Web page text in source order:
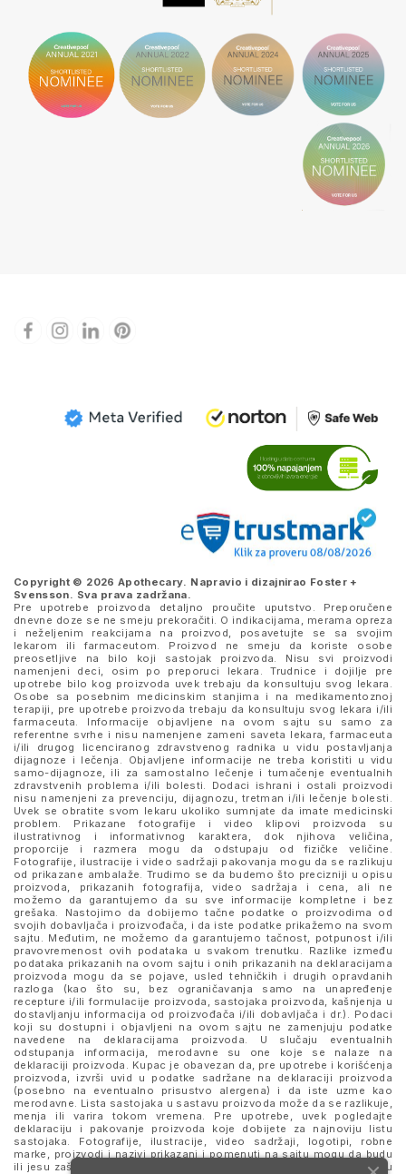
Copyright © 2026 Apothecary. Napravio i dizajnirao Foster +
Svensson. Sva prava zadržana.
Pre upotrebe proizvoda detaljno proučite uputstvo. Preporučene
dnevne doze se ne smeju prekoračiti. O indikacijama, merama opreza
i neželjenim reakcijama na proizvod, posavetujte se sa svojim
lekarom ili farmaceutom. Proizvod ne smeju da koriste osobe
preosetljive na bilo koji sastojak proizvoda. Nisu svi proizvodi
namenjeni deci, osim po preporuci lekara. Trudnice i dojilje pre
upotrebe bilo kog proizvoda uvek trebaju da konsultuju svog lekara.
Osobe sa posebnim medicinskim stanjima i na medikamentoznoj
terapiji, pre upotrebe proizvoda trebaju da konsultuju svog lekara i/ili
farmaceuta. Informacije objavljene na ovom sajtu su samo za
referentne svrhe i nisu namenjene zameni saveta lekara, farmaceuta
i/ili drugog licenciranog zdravstvenog radnika u vidu postavljanja
dijagnoze i lečenja. Objavljene informacije ne treba koristiti u vidu
samo-dijagnoze, ili za samostalno lečenje i tumačenje eventualnih
zdravstvenih problema i/ili bolesti. Dodaci ishrani i ostali proizvodi
nisu namenjeni za prevenciju, dijagnozu, tretman i/ili lečenje bolesti.
Uvek se obratite svom lekaru ukoliko sumnjate da imate medicinski
problem. Prikazane fotografije i video klipovi proizvoda su
ilustrativnog i informativnog karaktera, dok njihova veličina,
proporcije i razmera mogu da odstupaju od fizičke veličine.
Fotografije, ilustracije i video sadržaji pakovanja mogu da se razlikuju
od prikazane ambalaže. Trudimo se da budemo što precizniji u opisu
proizvoda, prikazanih fotografija, video sadržaja i cena, ali ne
možemo da garantujemo da su sve informacije kompletne i bez
grešaka. Nastojimo da dobijemo tačne podatke o proizvodima od
svojih dobavljača i proizvođača, i da iste podatke prikažemo na svom
sajtu. Međutim, ne možemo da garantujemo tačnost, potpunost i/ili
pravovremenost ovih podataka u svakom trenutku. Razlike između
podataka prikazanih na ovom sajtu i onih prikazanih na deklaracijama
proizvoda mogu da se pojave, usled tehničkih i drugih opravdanih
razloga (kao što su, bez ograničavanja samo na unapređenje
recepture i/ili formulacije proizvoda, sastojaka proizvoda, kašnjenja u
dostavljanju informacija od proizvođača i/ili dobavljača i dr.). Podaci
koji su dostupni i objavljeni na ovom sajtu ne zamenjuju podatke
navedene na deklaracijama proizvoda. U slučaju eventualnih
odstupanja informacija, merodavne su one koje se nalaze na
deklaraciji proizvoda. Kupac je obavezan da, pre upotrebe i korišćenja
proizvoda, izvrši uvid u podatke sadržane na deklaraciji proizvoda
(posebno na eventualno prisustvo alergena) i da iste uzme kao
merodavne. Lista sastojaka u sastavu proizvoda može da se razlikuje,
menja ili varira tokom vremena. Pre upotrebe, uvek pogledajte
deklaraciju i pakovanje proizvoda koje dobijete za najnoviju listu
sastojaka. Fotografije, ilustracije, video sadržaji, logotipi, robne
marke, proizvodi i nazivi prikazani i pomenuti na sajtu mogu da budu
ili jesu zaštitni znaci njihovih kompanija. Proizvodi prikazani na sajtu